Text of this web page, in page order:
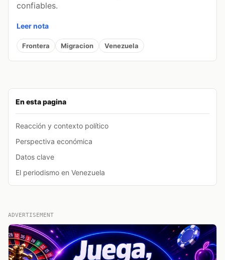
En esta pagina
Reacción y contexto político
Perspectiva económica
Datos clave
El periodismo en Venezuela
confiables.
Leer nota
Frontera Migracion Venezuela
ADVERTISEMENT